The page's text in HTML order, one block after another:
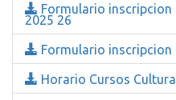
Formulario inscripcion
2025 26
Formulario inscripcion
Horario Cursos